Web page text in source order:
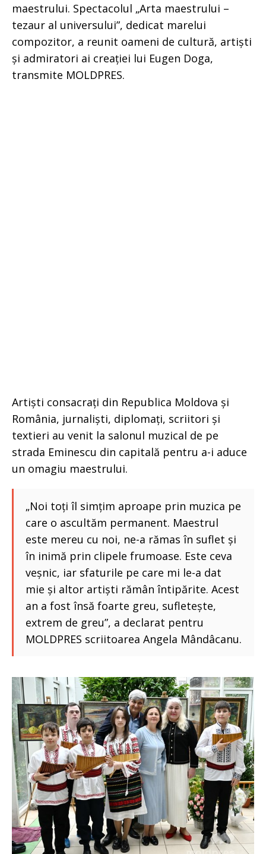
maestrului. Spectacolul „Arta maestrului –
tezaur al universului”, dedicat marelui
compozitor, a reunit oameni de cultură, artiști
și admiratori ai creației lui Eugen Doga,
transmite MOLDPRES.
Artiști consacrați din Republica Moldova și
România, jurnaliști, diplomați, scriitori și
textieri au venit la salonul muzical de pe
strada Eminescu din capitală pentru a-i aduce
un omagiu maestrului.
„Noi toți îl simțim aproape prin muzica pe
care o ascultăm permanent. Maestrul
este mereu cu noi, ne-a rămas în suflet și
în inimă prin clipele frumoase. Este ceva
veșnic, iar sfaturile pe care mi le-a dat
mie și altor artiști rămân întipărite. Acest
an a fost însă foarte greu, sufletește,
extrem de greu”, a declarat pentru
MOLDPRES scriitoarea Angela Mândâcanu.